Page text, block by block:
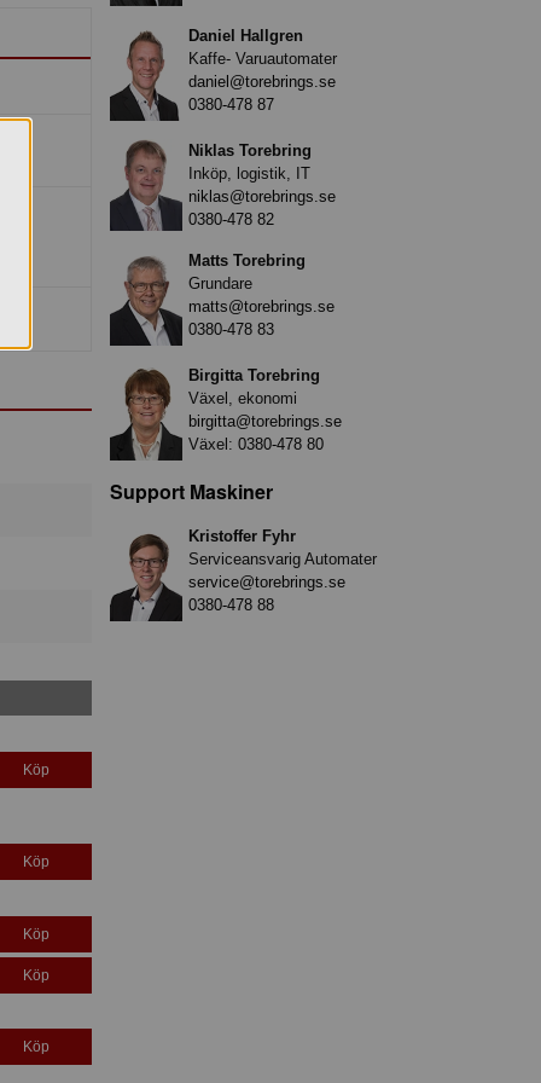
Köp
Köp
Köp
Köp
Köp
Daniel Hallgren
Kaffe- Varuautomater
daniel@torebrings.se
0380-478 87
Niklas Torebring
Inköp, logistik, IT
niklas@torebrings.se
0380-478 82
Matts Torebring
Grundare
matts@torebrings.se
0380-478 83
Birgitta Torebring
Växel, ekonomi
birgitta@torebrings.se
Växel: 0380-478 80
Support Maskiner
Kristoffer Fyhr
Serviceansvarig Automater
service@torebrings.se
0380-478 88